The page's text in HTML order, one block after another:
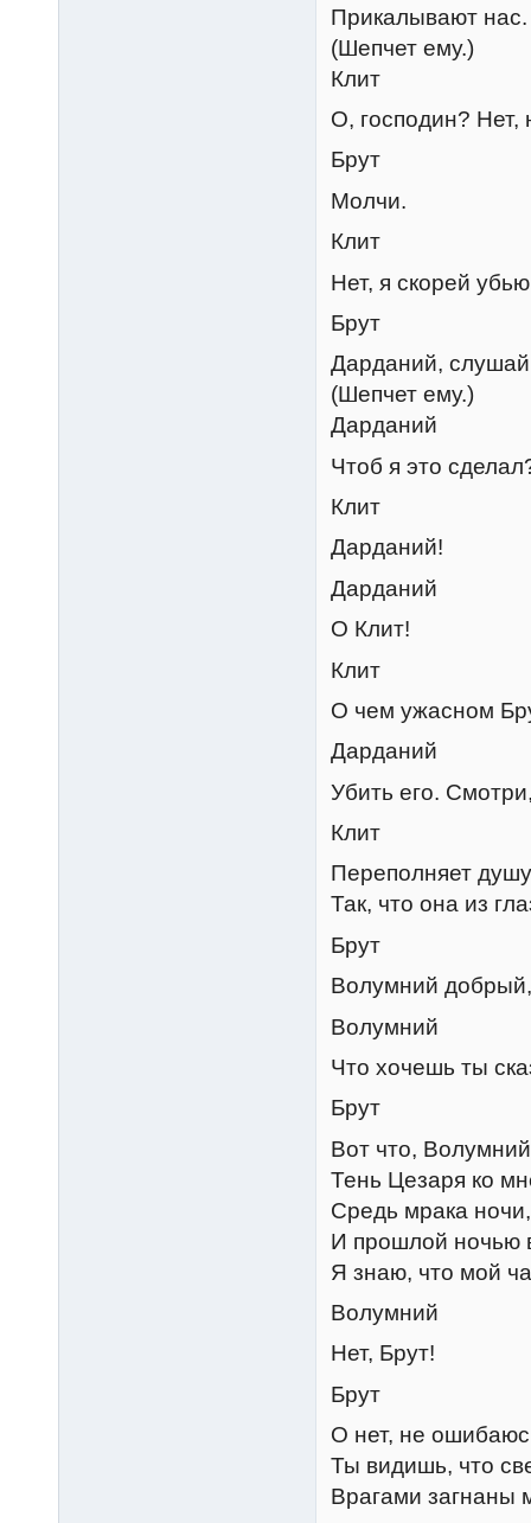
Прикалывают
(Шепчет ему.)
Клит
О, господин? Нет,
Брут
Молчи.
Клит
Нет, я скорей
Брут
Дарданий,
(Шепчет ему.)
Дарданий
Чтоб я это
Клит
Дарданий!
Дарданий
О Клит!
Клит
О чем ужасном
Дарданий
Убить его.
Клит
Переполняет
Так, что она из
Брут
Волумний
Волумний
Что хочешь ты
Брут
Вот что,
Тень Цезаря ко
Средь мрака
И прошлой ночью
Я знаю, что мой
Волумний
Нет, Брут!
Брут
О нет, не
Ты видишь, что
Врагами загнаны